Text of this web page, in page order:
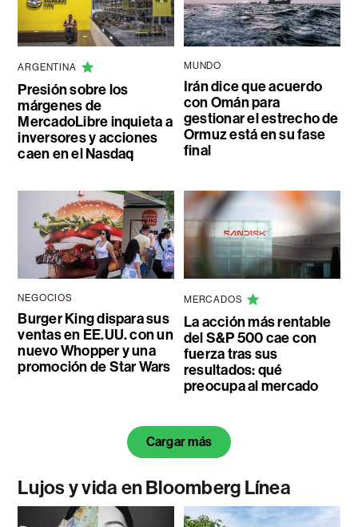
ARGENTINA
Presión sobre los
márgenes de
MercadoLibre inquieta a
inversores y acciones
caen en el Nasdaq
MUNDO
Irán dice que acuerdo
con Omán para
gestionar el estrecho de
Ormuz está en su fase
final
NEGOCIOS
Burger King dispara sus
ventas en EE.UU. con un
nuevo Whopper y una
promoción de Star Wars
MERCADOS
La acción más rentable
del S&P 500 cae con
fuerza tras sus
resultados: qué
preocupa al mercado
Cargar más
Lujos y vida en Bloomberg Línea